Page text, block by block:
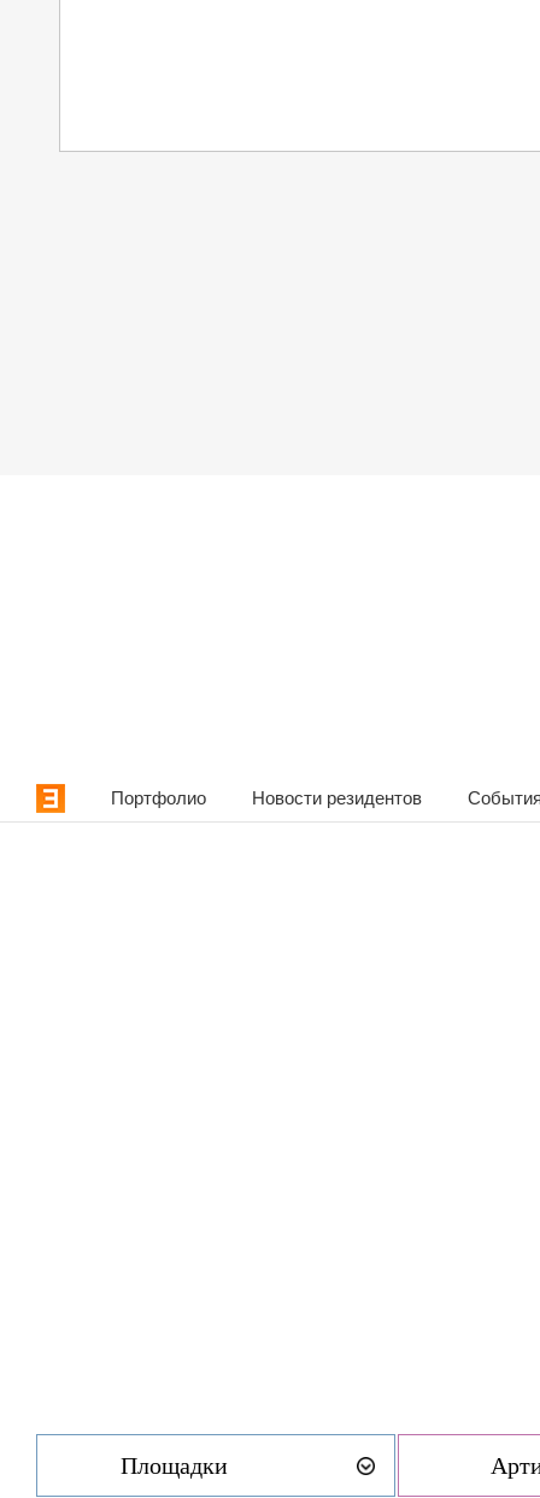
Портфолио Новости резидентов
Площадки